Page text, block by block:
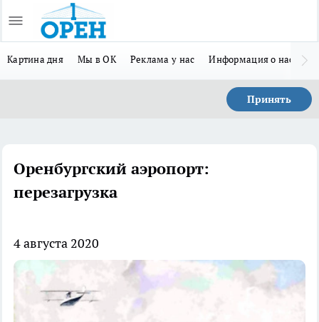
Картина дня Мы в ОК Реклама у нас Информация о нас
Принять
Оренбургский аэропорт:
перезагрузка
4 августа 2020